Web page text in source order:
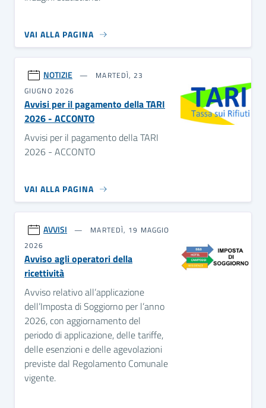
VAI ALLA PAGINA
NOTIZIE
MARTEDÌ, 23
GIUGNO 2026
Avvisi per il pagamento della TARI
2026 - ACCONTO
Avvisi per il pagamento della TARI
2026 - ACCONTO
VAI ALLA PAGINA
AVVISI
MARTEDÌ, 19 MAGGIO
2026
Avviso agli operatori della
ricettività
Avviso relativo all’applicazione
dell’Imposta di Soggiorno per l’anno
2026, con aggiornamento del
periodo di applicazione, delle tariffe,
delle esenzioni e delle agevolazioni
previste dal Regolamento Comunale
vigente.